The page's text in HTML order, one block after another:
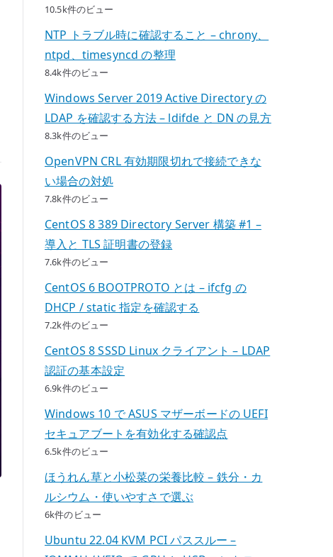
10.5k件のビュー
NTP トラブル時に確認すること – chrony、
ntpd、timesyncd の整理
8.4k件のビュー
Windows Server 2019 Active Directory の
LDAP を確認する方法 – ldifde と DN の見方
8.3k件のビュー
OpenVPN CRL 有効期限切れで接続できな
い場合の対処
7.8k件のビュー
CentOS 8 389 Directory Server 構築 #1 –
導入と TLS 証明書の登録
7.6k件のビュー
CentOS 6 BOOTPROTO とは – ifcfg の
DHCP / static 指定を確認する
7.2k件のビュー
CentOS 8 SSSD Linux クライアント – LDAP
認証の基本設定
6.9k件のビュー
Windows 10 で ASUS マザーボードの UEFI
セキュアブートを有効化する確認点
6.5k件のビュー
ほうれん草と小松菜の栄養比較 – 鉄分・カ
ルシウム・使いやすさで選ぶ
6k件のビュー
Ubuntu 22.04 KVM PCI パススルー –